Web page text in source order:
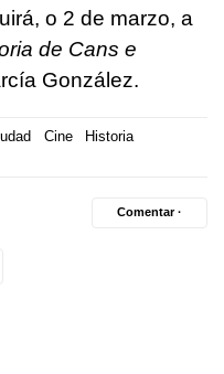
o 2 de marzo, a
de Cans e
González.
Cine
Historia
Comentar ·